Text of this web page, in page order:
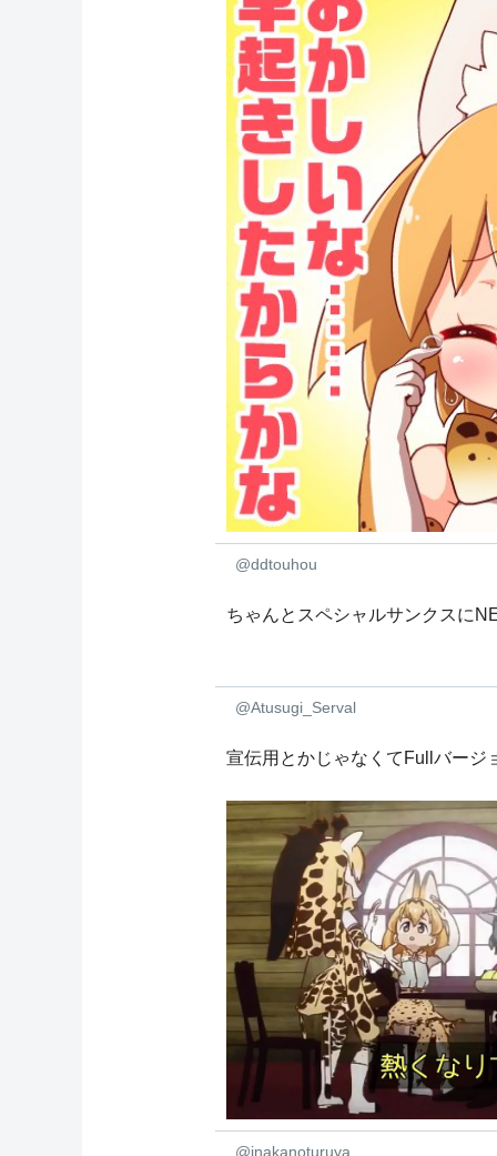
@ddtouhou
ちゃんとスペシャルサンクスに
@Atusugi_Serval
宣伝用とかじゃなくてFullバージ
@inakanoturuya